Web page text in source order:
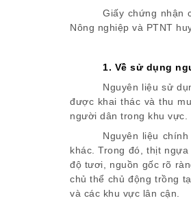
Giấy chứng nhận
Nông nghiệp và PTNT
1. Về sử dụng
Nguyên liệu sử
được khai thác và thu
người dân trong khu vực.
Nguyên liệu
khác. Trong đó, thịt
độ tươi, nguồn gốc rõ
chủ thể chủ động trồng
và các khu vực lân cận.